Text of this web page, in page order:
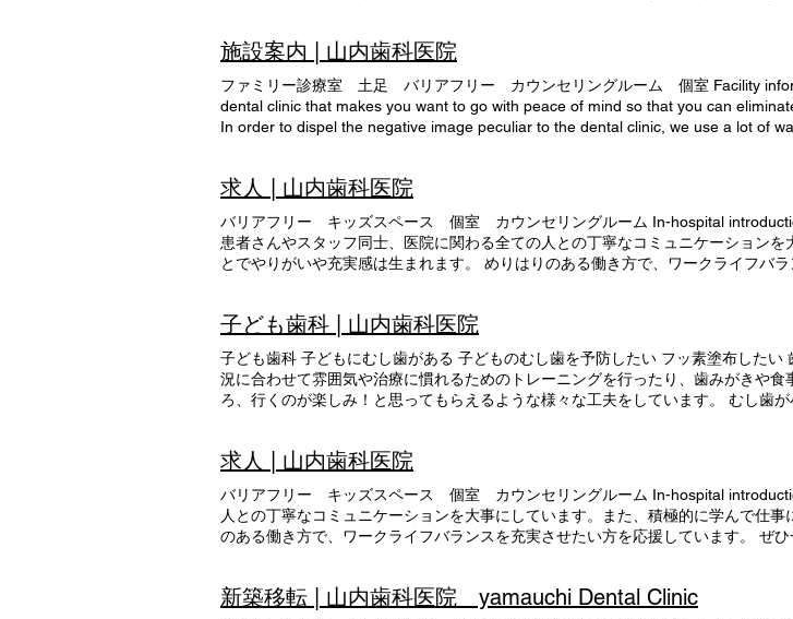
施設案内 | 山内歯科医院
ファミリー診療室 土足 バリアフリー カウンセリングルーム 個室 Facility
dental clinic that makes you want to go with peace of mind so that you can
In order to dispel the negative image peculiar to the dental clinic, we use a lot of
prevent infection) Baby chairs and diaper changing sheets are available for
with a wheelchair or stroller. Separation of patient and staff flow lines It is
other patients during treatment and will not pass by the staff who carry the
into consideration by providing a partition so that the next person cannot be seen.
placed to prevent infection) Mouthwash corner The mouthwash corner, which is
room, can be used for brushing teeth before medical treatment and redressing
others. Elderly people who have difficulty putting on and taking off their shoes can
private counseling room that takes privacy into consideration, we will listen to
treatment, and provide consultation on children's dentition. Click here for in-
求人 | 山内歯科医院
バリアフリー キッズスペース 個室 カウンセリングルーム In-hospital
患者さんやスタッフ同士、医院に関わる全ての人との丁寧なコミュニケーション
とでやりがいや充実感は生まれます。 めりはりのある働き方で、ワークライフバ
mothers and fathers can wait while playing while their children are within easy
We have prepared a kids space in one corner of the waiting room so that
給休暇の取得しやすさ、福利厚生の充実 少人数の職場ですが、それぞれが理解し
サートや趣味のためなど、それぞれ色々な理由で有給休暇を取得しています。 （
・明るく、患者さんとの会話を大切にする方 ・楽しく働きたい方 ・積極的に学ぶ
フ同士、医院に関わる全ての人との丁寧なコミュニケーションを大事にしています
実感は生まれます。 めりはりのある働き方で、ワークライフバランスを充実させ
さんの健康を守っていきましょう！ 募集職種のご案内 スタッフの声 就職して成
ことのない仕事ができるようになったこと ・知識が増えた ・技術面 医院の好きな
など）に優しく接したい ・笑顔 ・患者さんへの声かけ ・知識、技術などいろいろ
子ども歯科 | 山内歯科医院
子ども歯科 子どもにむし歯がある 子どものむし歯を予防したい フッ素塗布した
況に合わせて雰囲気や治療に慣れるためのトレーニングを行ったり、歯みがきや
ろ、行くのが楽しみ！と思ってもらえるような様々な工夫をしています。 むし歯
んの財産になっていくと思います。 当院では、兄弟姉妹、親子で一緒に入れるフ
求人 | 山内歯科医院
バリアフリー キッズスペース 個室 カウンセリングルーム In-hospital
人との丁寧なコミュニケーションを大事にしています。また、積極的に学んで仕
のある働き方で、ワークライフバランスを充実させたい方を応援しています。 ぜ
their children are within easy reach. A stroller can be put in as it is, so even
新築移転 | 山内歯科医院 yamauchi Dental Clinic